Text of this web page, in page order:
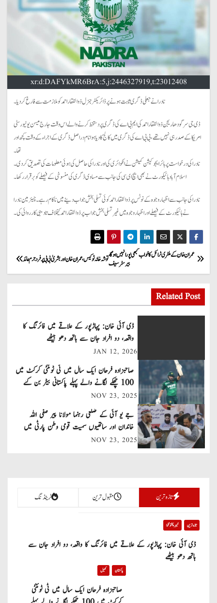
xr:d:DAFYkMR6BrA:5,j:2446327919,t:23012408
نادرا نے جعلی ڈگری ثابت ہونے پر ڈائریکٹر جنرل ذوالفقار احمد کو ملازمت سے فارغ کر دیا۔
ڈی جی سرگودھا ریجن ذوالفقار احمد کی ایم بی اے کی ڈگری پر دستخط کرنے والے اس وقت جارج میسن یونیورسٹی
امریکا کے صدر ہی نہیں تھے، بی بی اے کی ڈگری میں کالج کا دیا ہوا نام دراصل ڈگری کے اجراء کے وقت کچھ اور
تھا۔
نادرا کی درخواست پر ہائر ایجوکیشن کمیشن نے انکوائری کی اور نادرا کی حاصل کی ہوئی معلومات کی تصدیق کر دی۔
اسلام آباد ہائیکورٹ نے بھی ایچ ای سی کی جانب سے مساوی ڈگری کی منسوخی کے فیصلے کو برقرار رکھا۔
نادرا کی جانب سے اظہار وجوہ کے نوٹس پر ذوالفقار احمد کوئی تسلی بخش جواب دینے میں ناکام رہے۔ چیئرمین نادرا
نے ہائیکورٹ کے فیصلے اور اظہار وجوہ میں غیر تسلی بخش جواب پر ذوالفقار احمد کیخلاف تادیبی کارروائی کی۔
P
o
s
t
a
v
i
g
a
o
n
توشہ خانہ ٹو کیس ، عمران خان اور بشریٰ بی بی پر فرد جرم عائدعمران خان کے ملٹری ٹرائل کا خواب کبھی پورا نہیں ہو گا ،
بیرسٹر سیف
Related Post
ڈی آئی خان: پہاڑپور کے علاقے میں فائرنگ کا
واقعہ، دو افراد جان سے ہاتھ دھو بیٹھے
JAN 12, 2026
صاحبزادہ فرحان ایک سال میں ٹی ٹوئنٹی کرکٹ میں
100 چھکے لگانے والے پہلے پاکستانی بیٹر بن گئے
NOV 23, 2025
جے یو آئی کے ضلعی رہنما مولانا پیر صفی اللہ
خاندان اور ساتھیوں سمیت قومی وطن پارٹی میں
شامل
NOV 23, 2025
تازہ ترین مقبول ترین ٹرینڈنگ
تازہ ترین خیبر پختونخوا
ڈی آئی خان: پہاڑپور کے علاقے میں فائرنگ کا واقعہ، دو افراد جان سے
ہاتھ دھو بیٹھے
پاکستان کھیل
صاحبزادہ فرحان ایک سال میں ٹی ٹوئنٹی